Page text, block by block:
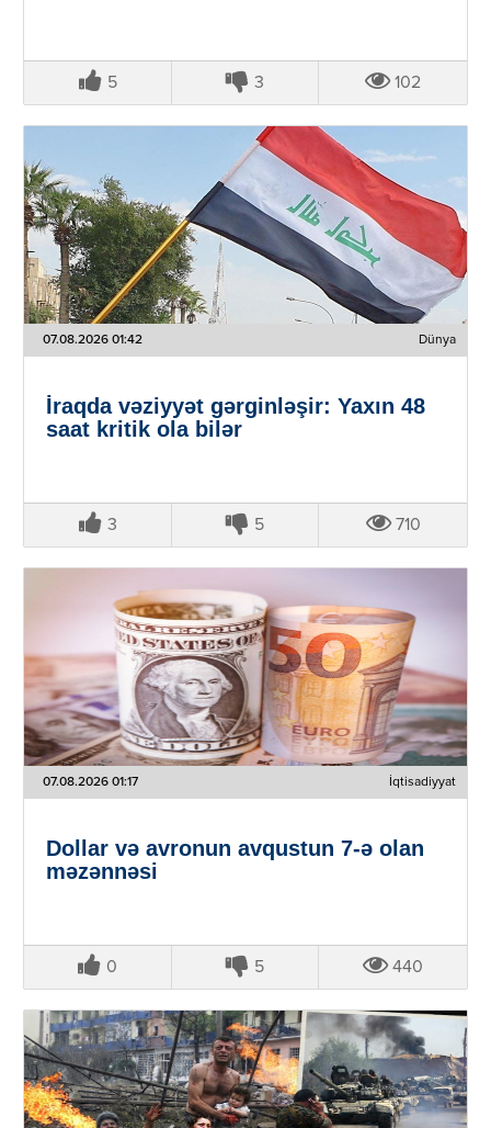
5 3 102
07.08.2026 01:42 Dünya
İraqda vəziyyət gərginləşir: Yaxın 48
saat kritik ola bilər
3 5 710
07.08.2026 01:17 İqtisadiyyat
Dollar və avronun avqustun 7-ə olan
məzənnəsi
0 5 440